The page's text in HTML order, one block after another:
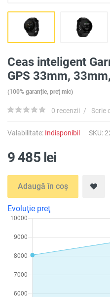
Ceas inteligent
GPS 33mm,
(100% garanție, preț mic)
0 recenzii / Scrie
Valabilitate: Indisponibil SKU:
9 485 lei
Adaugă în coș
Evoluţie preţ